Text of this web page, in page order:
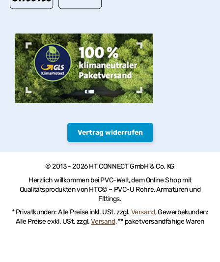
Vertrag widerrufen
© 2013 - 2026 HT CONNECT GmbH & Co. KG
Herzlich willkommen bei PVC-Welt, dem Online Shop mit
Qualitätsprodukten von HTC© – PVC-U Rohre, Armaturen und
Fittings.
* Privatkunden: Alle Preise inkl. USt. zzgl. Versand, Gewerbekunden:
Alle Preise exkl. USt. zzgl.Versand, ** paketversandfähige Waren